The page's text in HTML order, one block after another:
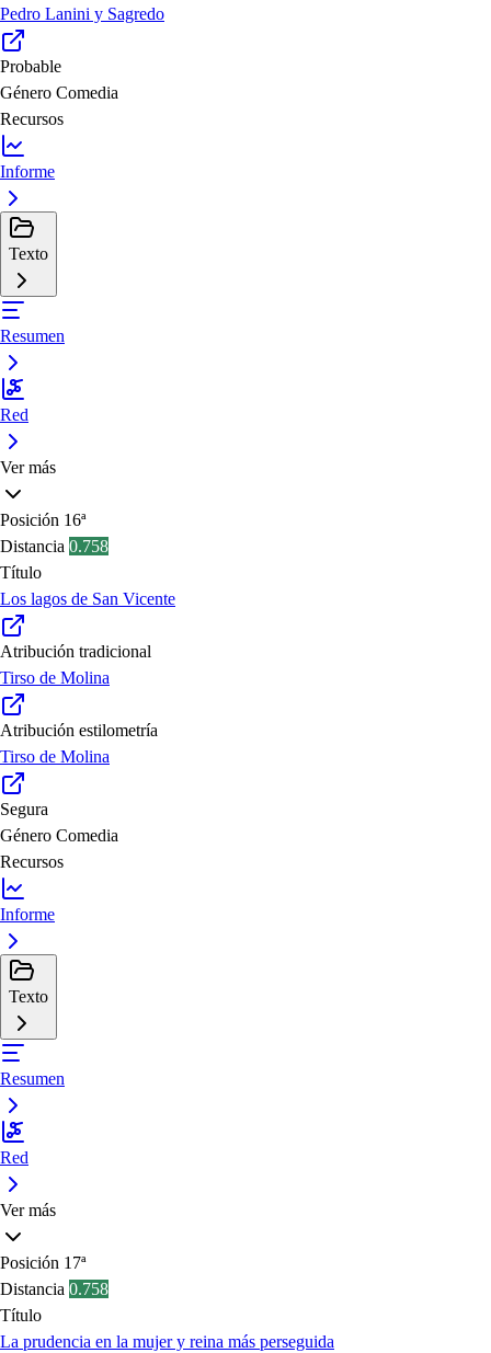
Pedro Lanini y Sagredo
Probable
Género Comedia
Recursos
Informe
Texto
Resumen
Red
Ver más
Posición 16ª
Distancia 0.758
Título
Los lagos de San Vicente
Atribución tradicional
Tirso de Molina
Atribución estilometría
Tirso de Molina
Segura
Género Comedia
Recursos
Informe
Texto
Resumen
Red
Ver más
Posición 17ª
Distancia 0.758
Título
La prudencia en la mujer y reina más perseguida